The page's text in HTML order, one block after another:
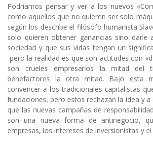
Podríamos pensar y ver a los nuevos
como aquellos que no quieren ser solo
según los describe el filósofo humanista
solo quieren obtener ganancias sino darle
sociedad y que sus vidas tengan un
pero la realidad es que son actitudes con
son crueles empresarios la mitad del
benefactores la otra mitad. Bajo esta
convencer a los tradicionales capitalistas
fundaciones, pero estos rechazan la idea y
que las nuevas campañas de
son una nueva forma de antinegocio,
empresas, los intereses de inversionistas y